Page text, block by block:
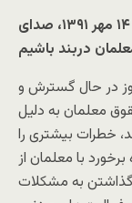
صدای
دربند باشیم
در حال گسترش و
معلمان به دلیل
خطرات بیشتری را
با معلمان از
به مشکلات